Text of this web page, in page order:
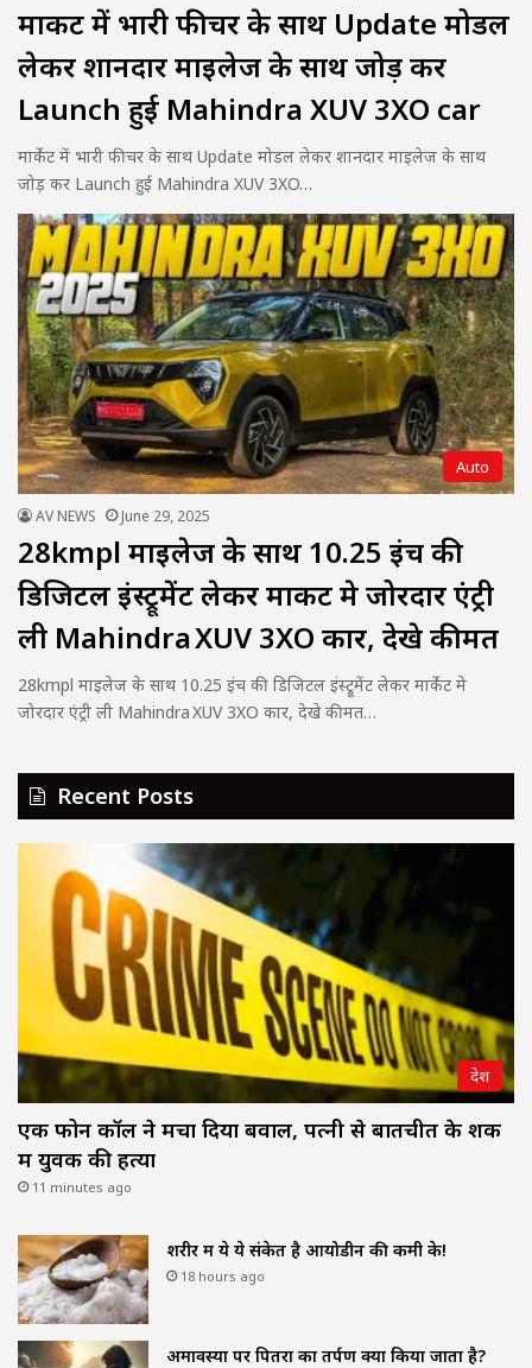
मार्केट में भारी फीचर के साथ Update मोडल
लेकर शानदार माइलेज के साथ जोड़ कर
Launch हुई Mahindra XUV 3XO car
मार्केट में भारी फीचर के साथ Update मोडल लेकर शानदार माइलेज के साथ
जोड़ कर Launch हुई Mahindra XUV 3XO…
Auto
AV NEWS June 29, 2025
28kmpl माइलेज के साथ 10.25 इंच की
डिजिटल इंस्ट्रूमेंट लेकर मार्केट मे जोरदार एंट्री
ली Mahindra XUV 3XO कार, देखे कीमत
28kmpl माइलेज के साथ 10.25 इंच की डिजिटल इंस्ट्रूमेंट लेकर मार्केट मे
जोरदार एंट्री ली Mahindra XUV 3XO कार, देखे कीमत…
Recent Posts
देश
एक फोन कॉल ने मचा दिया बवाल, पत्नी से बातचीत के शक
में युवक की हत्या
11 minutes ago
शरीर में ये ये संकेत है आयोडीन की कमी के!
18 hours ago
अमावस्या पर पितरों का तर्पण क्यों किया जाता है?